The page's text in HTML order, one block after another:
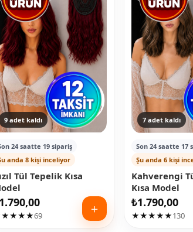
9 adet kaldı
24 saatte 19 sipariş
anda 8 kişi inceliyor
Tül Tepelik Kısa
1.790,00
69 ＋
7 adet kaldı
Son 24 saatte 17
Şu anda 6 kişi
Kahverengi
Kısa Model
₺1.790,00
★★★★★130